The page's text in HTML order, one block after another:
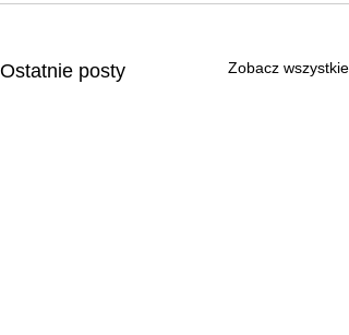
Ostatnie posty Zobacz wszystkie